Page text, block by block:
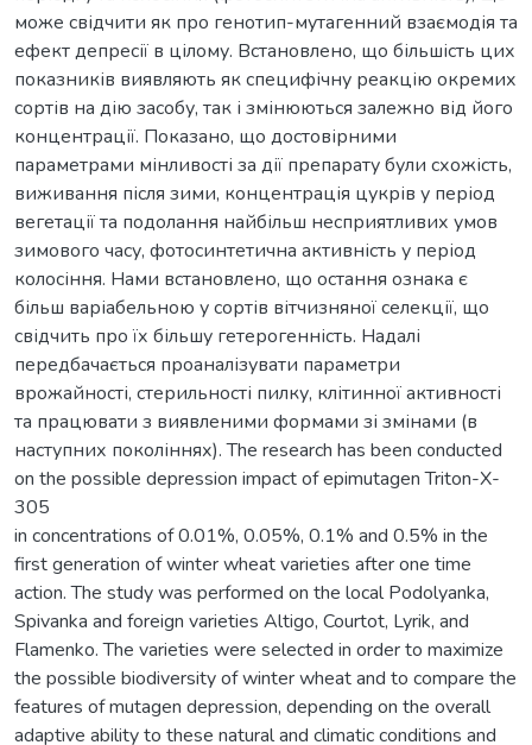
може свідчити як про генотип-мутагенний взаємодія та
ефект депресії в цілому. Встановлено, що більшість цих
показників виявляють як специфічну реакцію окремих
сортів на дію засобу, так і змінюються залежно від його
концентрації. Показано, що достовірними
параметрами мінливості за дії препарату були схожість,
виживання після зими, концентрація цукрів у період
вегетації та подолання найбільш несприятливих умов
зимового часу, фотосинтетична активність у період
колосіння. Нами встановлено, що остання ознака є
більш варіабельною у сортів вітчизняної селекції, що
свідчить про їх більшу гетерогенність. Надалі
передбачається проаналізувати параметри
врожайності, стерильності пилку, клітинної активності
та працювати з виявленими формами зі змінами (в
наступних поколіннях). The research has been conducted
on the possible depression impact of epimutagen Triton-X-
305
in concentrations of 0.01%, 0.05%, 0.1% and 0.5% in the
first generation of winter wheat varieties after one time
action. The study was performed on the local Podolyanka,
Spivanka and foreign varieties Altigo, Courtot, Lyrik, and
Flamenko. The varieties were selected in order to maximize
the possible biodiversity of winter wheat and to compare the
features of mutagen depression, depending on the overall
adaptive ability to these natural and climatic conditions and